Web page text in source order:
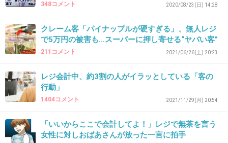
43. 匿名2026/06/03(水) 14:56:24
>>8
年寄りは買い物の量が多いよ。
スーパーも大量購入者は、こちらへ！ってのを設けるべき
そこ店員二名で対応する
348コメント 2020/08/23(日) 14:28
クレーム客「パイナップルが硬すぎる」、無人レジ
で5万円の被害も…スーパーに押し寄せる“ヤバい客”
211コメント 2021/06/26(土) 20:23
レジ会計中、約3割の人がイラッとしている「客の
行動」
1404コメント 2021/11/29(月) 20:54
「いいからここで会計してよ！」レジで無茶を言う
女性に対しおばあさんが放った一言に拍手